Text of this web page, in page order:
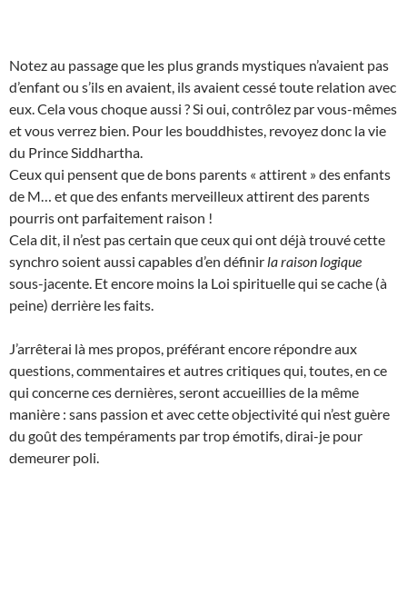
Notez au passage que les plus grands mystiques n’avaient pas
d’enfant ou s’ils en avaient, ils avaient cessé toute relation avec
eux. Cela vous choque aussi ? Si oui, contrôlez par vous-mêmes
et vous verrez bien. Pour les bouddhistes, revoyez donc la vie
du Prince Siddhartha.
Ceux qui pensent que de bons parents « attirent » des enfants
de M… et que des enfants merveilleux attirent des parents
pourris ont parfaitement raison !
Cela dit, il n’est pas certain que ceux qui ont déjà trouvé cette
synchro soient aussi capables d’en définir la raison logique
sous-jacente. Et encore moins la Loi spirituelle qui se cache (à
peine) derrière les faits.
J’arrêterai là mes propos, préférant encore répondre aux
questions, commentaires et autres critiques qui, toutes, en ce
qui concerne ces dernières, seront accueillies de la même
manière : sans passion et avec cette objectivité qui n’est guère
du goût des tempéraments par trop émotifs, dirai-je pour
demeurer poli.